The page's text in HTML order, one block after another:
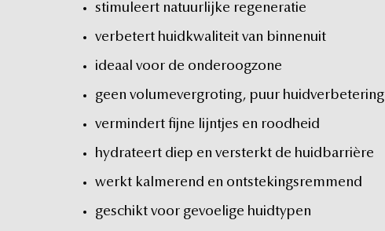
stimuleert natuurlijke regeneratie
verbetert huidkwaliteit van binnenuit
ideaal voor de onderoogzone
geen volumevergroting, puur huidverbetering
vermindert fijne lijntjes en roodheid
hydrateert diep en versterkt de huidbarrière
werkt kalmerend en ontstekingsremmend
geschikt voor gevoelige huidtypen